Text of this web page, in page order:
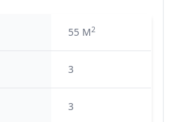
55 M2
3
3